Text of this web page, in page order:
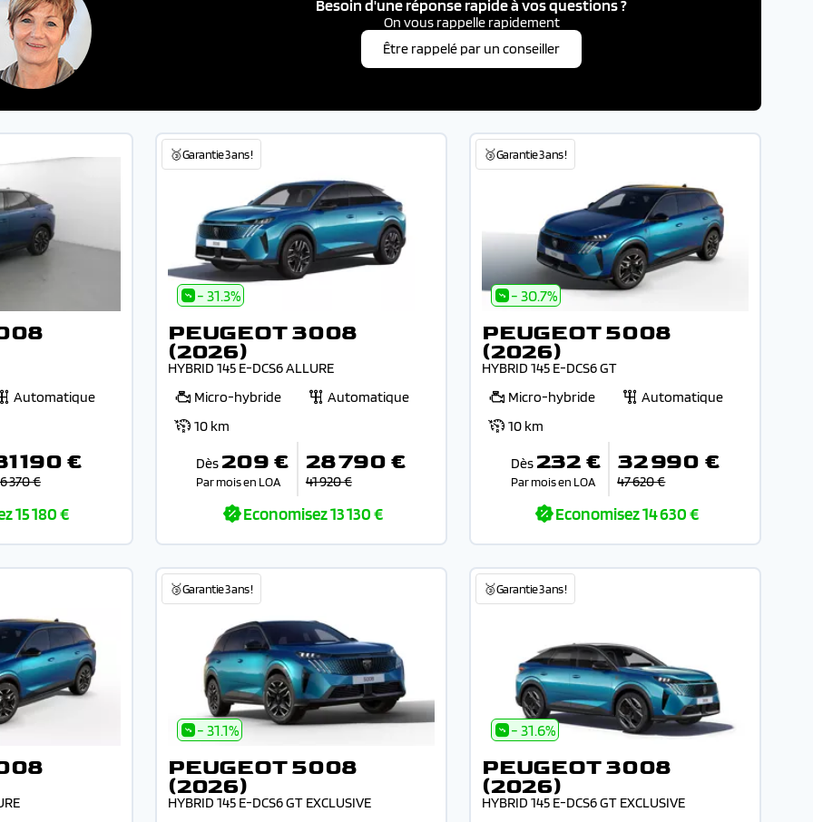
Besoin d'une réponse rapide à vos questions ?
On vous rappelle rapidement
Être rappelé par un conseiller
Automatique
190 €
370 €
15 180 €
🥉Garantie 3 ans !
- 31.3%
PEUGEOT 3008
(2026)
HYBRID 145 E-DCS6 ALLURE
Micro-hybride
Automatique
10 km
Dès 209 €
Par mois en LOA
28 790 €
41 920 €
Economisez13 130 €
🥉Garantie 3 ans !
- 30.7%
PEUGEOT 5008
(2026)
HYBRID 145 E-DCS6 GT
Micro-hybride
Automatique
10 km
Dès 232 €
Par mois en LOA
32 990 €
47 620 €
Economisez14 630 €
🥉Garantie 3 ans !
- 31.1%
PEUGEOT 5008
(2026)
HYBRID 145 E-DCS6 GT EXCLUSIVE
🥉Garantie 3 ans !
- 31.6%
PEUGEOT 3008
(2026)
HYBRID 145 E-DCS6 GT EXCLUSIVE